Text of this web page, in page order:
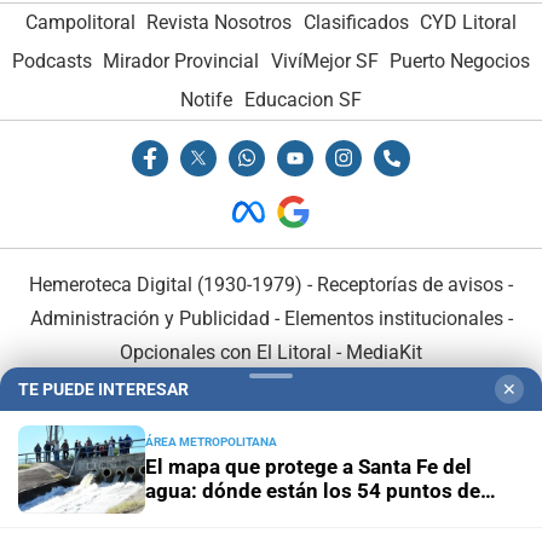
Campolitoral Revista Nosotros Clasificados CYD Litoral
Podcasts Mirador Provincial VivíMejor SF Puerto Negocios
Notife Educacion SF
Hemeroteca Digital (1930-1979) - Receptorías de avisos -
Administración y Publicidad - Elementos institucionales-
Opcionales con El Litoral - MediaKit
TE PUEDE INTERESAR ✕
ÁREA METROPOLITANA
El mapa que protege a Santa Fe del
agua: dónde están los 54 puntos de